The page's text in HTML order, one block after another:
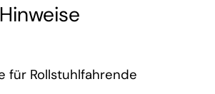
für Rollstuhlfahrende